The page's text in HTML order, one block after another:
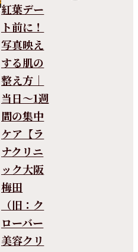
紅葉デー
ト前に！
写真映え
する肌の
整え方｜
当日〜1週
間の集中
ケア【ラ
ナクリニ
ック大阪
梅田
（旧：ク
ローバー
美容クリ